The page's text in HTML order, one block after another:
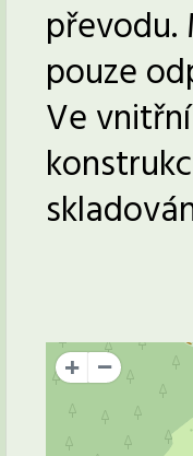
převodu.
pouze
Ve
+